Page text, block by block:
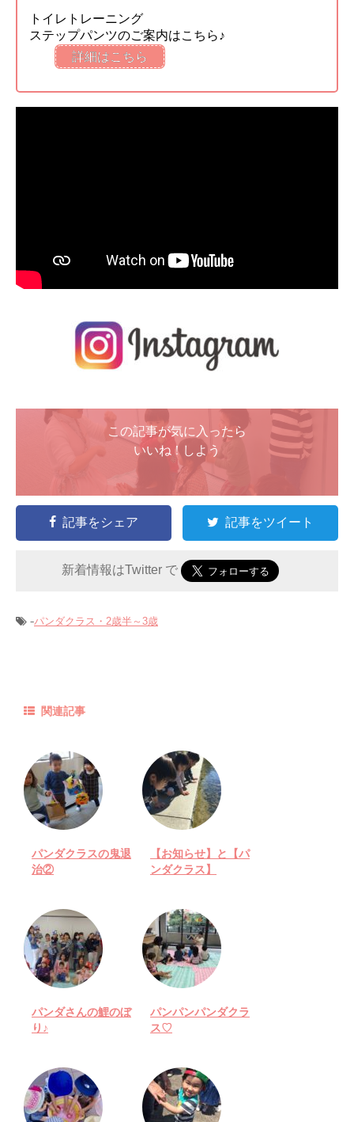
トイレトレーニング
ステップパンツのご案内はこちら♪
詳細はこちら
この記事が気に入ったら
いいね ! しよう
記事をシェア 記事をツイート
新着情報はTwitter で
-パンダクラス・2歳半～3歳
関連記事
パンダクラスの鬼退
治②
【お知らせ】と【パ
ンダクラス】
パンダさんの鯉のぼ
り♪
パンパンパンダクラ
ス♡